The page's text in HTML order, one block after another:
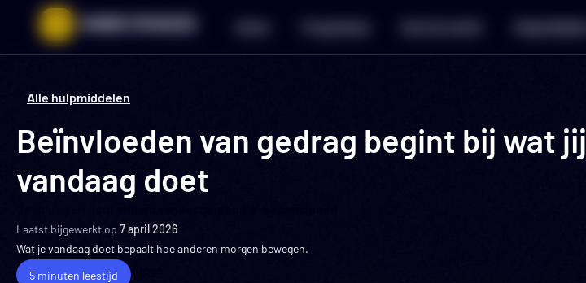
de
Alle hulpmiddelen
Beïnvloeden van gedrag begint bij wat jij
vandaag doet
Laatst bijgewerkt op 7 april 2026
Wat je vandaag doet bepaalt hoe anderen morgen bewegen.
5 minuten leestijd